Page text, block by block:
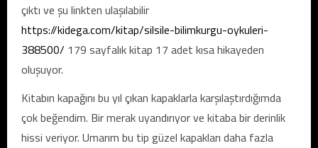
çıktı ve şu linkten ulaşılabilir
https://kidega.com/kitap/silsile-bilimkurgu-oykuleri-
388500/ 179 sayfalık kitap 17 adet kısa hikayeden
oluşuyor.
Kitabın kapağını bu yıl çıkan kapaklarla karşılaştırdığımda
çok beğendim. Bir merak uyandırıyor ve kitaba bir derinlik
hissi veriyor. Umarım bu tip güzel kapakları daha fazla